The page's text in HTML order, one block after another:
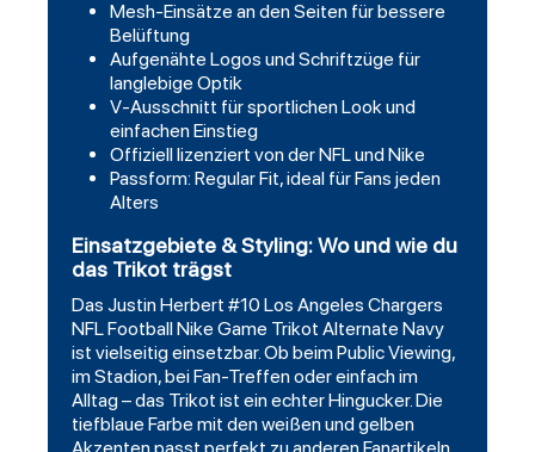
Mesh-Einsätze an den Seiten für bessere
Belüftung
Aufgenähte Logos und Schriftzüge für
langlebige Optik
V-Ausschnitt für sportlichen Look und
einfachen Einstieg
Offiziell lizenziert von der NFL und Nike
Passform: Regular Fit, ideal für Fans jeden
Alters
Einsatzgebiete & Styling: Wo und wie du
das Trikot trägst
Das Justin Herbert #10 Los Angeles Chargers
NFLFootball Nike Game Trikot Alternate Navy
ist vielseitig einsetzbar. Ob beim Public Viewing,
im Stadion, bei Fan-Treffen oder einfach im
Alltag – das Trikot ist ein echter Hingucker. Die
tiefblaue Farbe mit den weißen und gelben